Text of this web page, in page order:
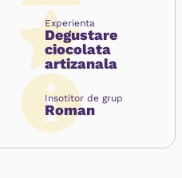
Experienta
Degustare
ciocolata
artizanala
Insotitor de grup
Roman